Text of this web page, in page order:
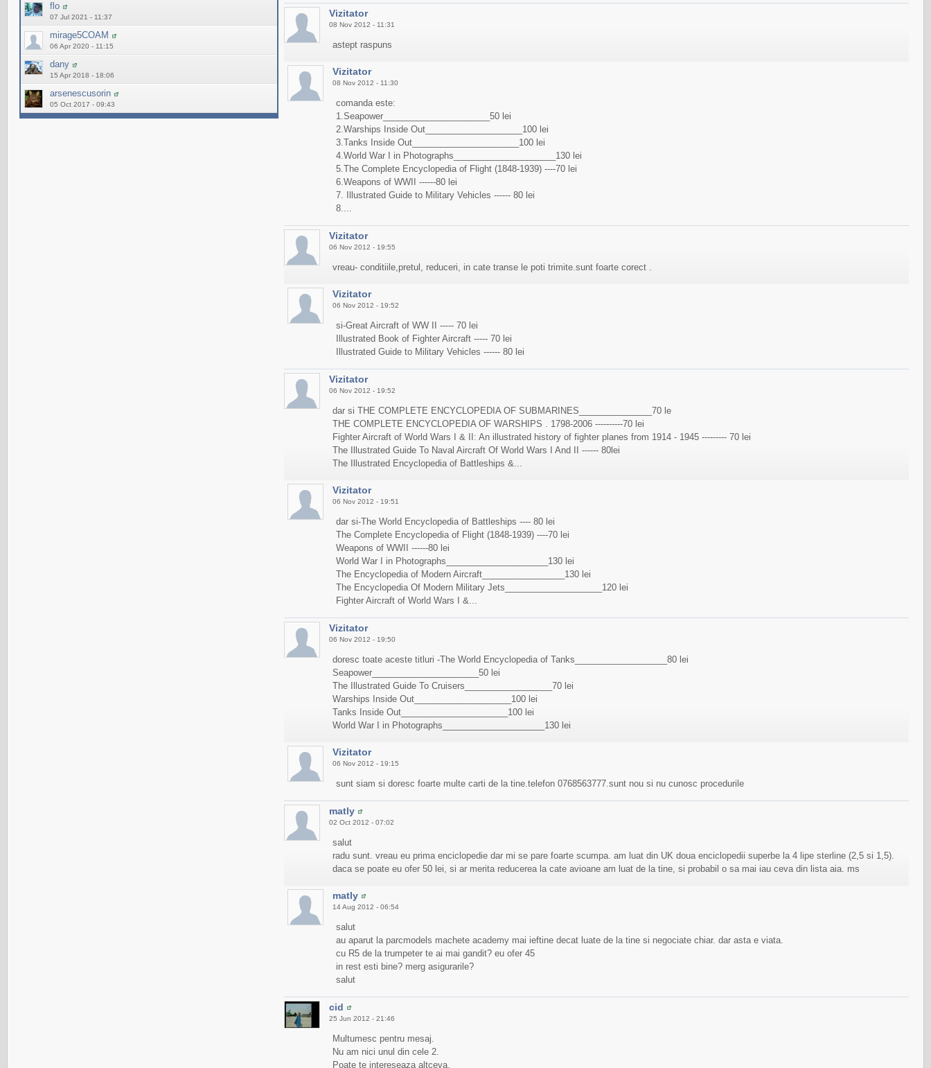
flo
07 Jul 2021 - 11:37
mirage5COAM
06 Apr 2020 - 11:15
dany
15 Apr 2018 - 18:06
arsenescusorin
05 Oct 2017 - 09:43
Vizitator
08 Nov 2012 - 11:31
astept raspuns
Vizitator
08 Nov 2012 - 11:30
comanda este:
1.Seapower______________________50 lei
2.Warships Inside Out____________________100 lei
3.Tanks Inside Out______________________100 lei
4.World War I in Photographs_____________________130 lei
5.The Complete Encyclopedia of Flight (1848-1939) ----70 lei
6.Weapons of WWII ------80 lei
7. Illustrated Guide to Military Vehicles ------ 80 lei
8....
Vizitator
06 Nov 2012 - 19:55
vreau- conditiile,pretul, reduceri, in cate transe le poti trimite.sunt foarte corect .
Vizitator
06 Nov 2012 - 19:52
si-Great Aircraft of WW II ----- 70 lei
Illustrated Book of Fighter Aircraft ----- 70 lei
Illustrated Guide to Military Vehicles ------ 80 lei
Vizitator
06 Nov 2012 - 19:52
dar si THE COMPLETE ENCYCLOPEDIA OF SUBMARINES_______________70 le
THE COMPLETE ENCYCLOPEDIA OF WARSHIPS . 1798-2006 ----------70 lei
Fighter Aircraft of World Wars I & II: An illustrated history of fighter planes from 1914 - 1945 --------- 70 lei
The Illustrated Guide To Naval Aircraft Of World Wars I And II ------ 80lei
The Illustrated Encyclopedia of Battleships &...
Vizitator
06 Nov 2012 - 19:51
dar si-The World Encyclopedia of Battleships ---- 80 lei
The Complete Encyclopedia of Flight (1848-1939) ----70 lei
Weapons of WWII ------80 lei
World War I in Photographs_____________________130 lei
The Encyclopedia of Modern Aircraft_________________130 lei
The Encyclopedia Of Modern Military Jets____________________120 lei
Fighter Aircraft of World Wars I &...
Vizitator
06 Nov 2012 - 19:50
doresc toate aceste titluri -The World Encyclopedia of Tanks___________________80 lei
Seapower______________________50 lei
The Illustrated Guide To Cruisers__________________70 lei
Warships Inside Out____________________100 lei
Tanks Inside Out______________________100 lei
World War I in Photographs_____________________130 lei
Vizitator
06 Nov 2012 - 19:15
sunt siam si doresc foarte multe carti de la tine.telefon 0768563777.sunt nou si nu cunosc procedurile
matly
02 Oct 2012 - 07:02
salut
radu sunt. vreau eu prima enciclopedie dar mi se pare foarte scumpa. am luat din UK doua enciclopedii superbe la 4 lipe sterline (2,5 si 1,5).
daca se poate eu ofer 50 lei, si ar merita reducerea la cate avioane am luat de la tine, si probabil o sa mai iau ceva din lista aia. ms
matly
14 Aug 2012 - 06:54
salut
au aparut la parcmodels machete academy mai ieftine decat luate de la tine si negociate chiar. dar asta e viata.
cu R5 de la trumpeter te ai mai gandit? eu ofer 45
in rest esti bine? merg asigurarile?
salut
cid
25 Jun 2012 - 21:46
Multumesc pentru mesaj.
Nu am nici unul din cele 2.
Poate te intereseaza altceva.